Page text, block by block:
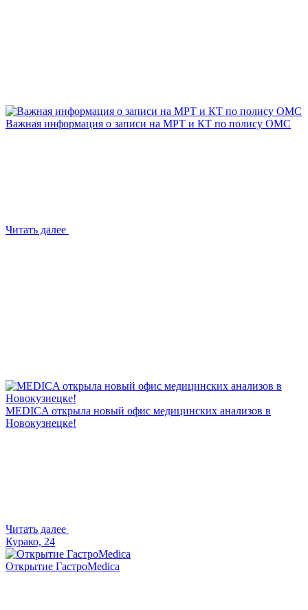
Важная информация о записи на МРТ и КТ по полису ОМС
Читать далее
MEDICA открыла новый офис медицинских анализов в
Новокузнецке!
Читать далее
Курако, 24
Открытие ГастроMedica